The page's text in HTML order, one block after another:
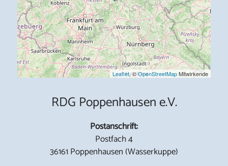
Leaflet, ©OpenStreetMapMitwirkende
RDG Poppenhausen e.V.
Postanschrift:
Postfach 4
36161 Poppenhausen (Wasserkuppe)